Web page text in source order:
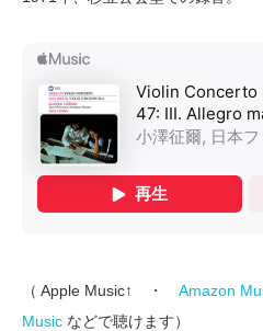
（ Apple Music↑ ・ Amazon
Music などで聴けます）